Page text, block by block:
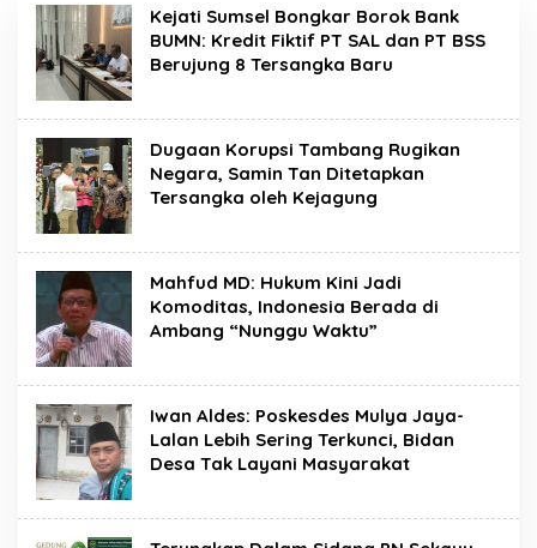
Sambut Peluang Emas
H
u
n
t
e
w
s
Kejati Sumsel Bongkar Borok Bank
BUMN: Kredit Fiktif PT SAL dan PT BSS
Berujung 8 Tersangka Baru
Dugaan Korupsi Tambang Rugikan
Negara, Samin Tan Ditetapkan
Tersangka oleh Kejagung
Mahfud MD: Hukum Kini Jadi
Komoditas, Indonesia Berada di
Ambang “Nunggu Waktu”
Iwan Aldes: Poskesdes Mulya Jaya-
Lalan Lebih Sering Terkunci, Bidan
Desa Tak Layani Masyarakat